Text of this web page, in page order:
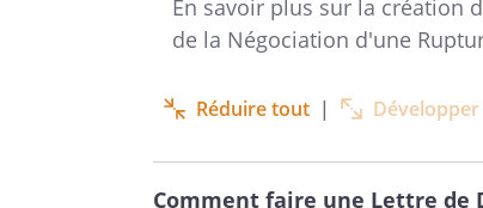
En savoir plus sur la création
de la Négociation d'une
Réduire tout |
Comment faire une Lettre de